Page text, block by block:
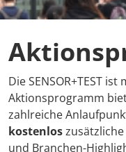
Die SENSOR+TEST
Aktionsprogramm
zahlreiche
kostenlos
und Branchen-